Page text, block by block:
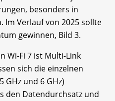
besonders in
Im Verlauf von 2025 sollte
gewinnen, Bild 3.
Wi-Fi 7 ist Multi-Link
sich die einzelnen
GHz und 6 GHz)
den Datendurchsatz und